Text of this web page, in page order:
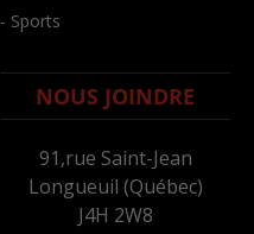
- Sports
NOUS JOINDRE
91,rue Saint-Jean
Longueuil (Québec)
J4H 2W8